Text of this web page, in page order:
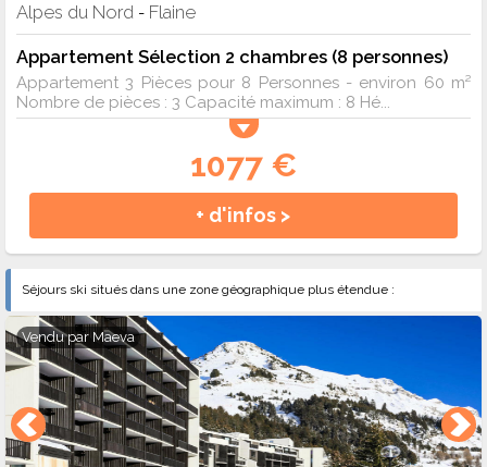
Alpes du Nord - Flaine
Appartement Sélection 2 chambres (8 personnes)
Appartement 3 Pièces pour 8 Personnes - environ 60 m²
Nombre de pièces : 3 Capacité maximum : 8 Hé...
1077 €
+ d'infos >
Séjours ski situés dans une zone géographique plus étendue :
Vendu parMaeva